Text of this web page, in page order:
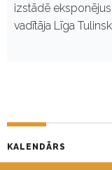
izstādē
vadītāja Līga
KALENDĀRS